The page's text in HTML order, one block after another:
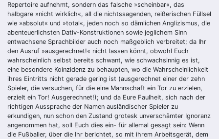
Repertoire aufnehmt, sondern das falsche »scheinbar«, das
halbgare »nicht wirklich«, all die nichtssagenden, reißerischen Füllsel
wie »absolut« und »total«, jeden noch so dämlichen Anglizismus, die
abenteuerlichsten Dativ-Konstruktionen sowie jeglichem Sinn
entwachsene Sprachbilder auch noch maßgeblich verbreitet; da Ihr
den Ausruf »ausgerechnet!« nicht lassen könnt, obwohl Euch
wahrscheinlich selbst bereits schwant, wie schwachsinnig es ist,
eine besondere Koinzidenz zu behaupten, wo die Wahrscheinlichkeit
ihres Eintritts nicht gerade gering ist (ausgerechnet einer der zehn
Spieler, die versuchen, für die eine Mannschaft ein Tor zu erzielen,
erzielt ein Tor! Ausgerechnet!); und da Eure Faulheit, sich nach der
richtigen Aussprache der Namen ausländischer Spieler zu
erkundigen, nun schon den Zustand grotesk unverschämter Ignoranz
angenommen hat, soll Euch dies ein- für allemal gesagt sein: Wenn
die Fußballer, über die Ihr berichtet, so mit ihrem Arbeitsgerät, dem